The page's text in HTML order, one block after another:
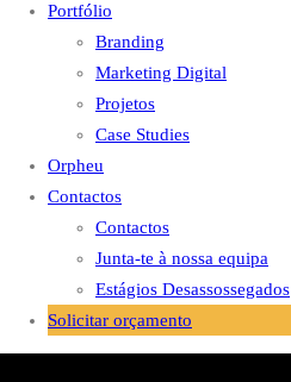
Portfólio
Branding
Marketing Digital
Projetos
Case Studies
Orpheu
Contactos
Contactos
Junta-te à nossa equipa
Estágios Desassossegados
Solicitar orçamento